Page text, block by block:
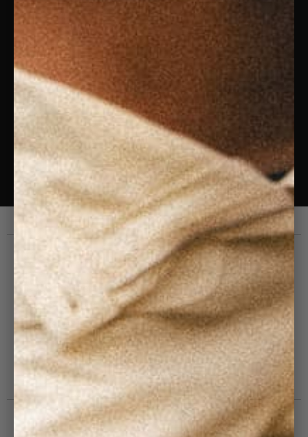
ABONNEZ-VOUS À
NOTRE
NEWSLETTER
Pour ne rien manquer de nos nouveautés &
actualités.
ENVOYER
VOUS + NOUS
Nous Contacter
Compte Client
Points de Vente
Devenir Revendeur
Vos Collaborateurs en Côtelé
Blog : Côtelé Club
PRATIQUE